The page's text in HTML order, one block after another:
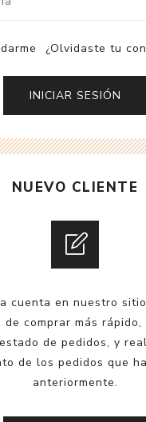
¿Olvidaste tu
NUEVO CLIENTE
cuenta en nuestro
de comprar más
de pedidos, y
de los pedidos que
anteriormente.